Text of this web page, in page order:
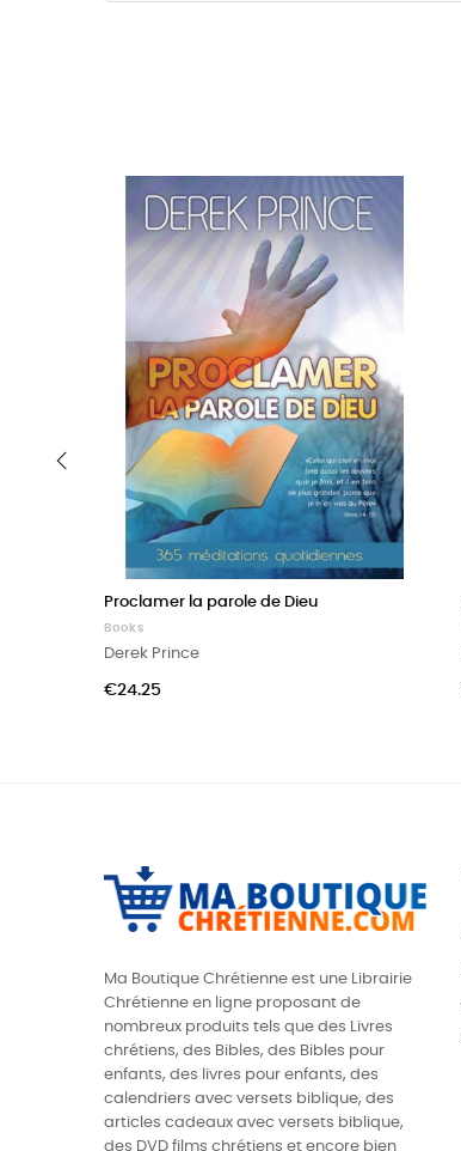
Proclamer la parole de Dieu
Books
Derek Prince
Price
€24.25
Ma Boutique Chrétienne est une Librairie
Chrétienne en ligne proposant de
nombreux produits tels que des Livres
chrétiens, des Bibles, des Bibles pour
enfants, des livres pour enfants, des
calendriers avec versets biblique, des
articles cadeaux avec versets biblique,
des DVD films chrétiens et encore bien